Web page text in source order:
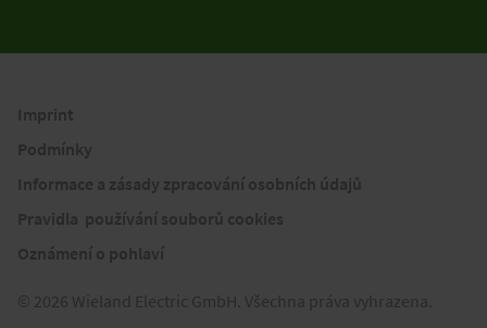
Imprint
Podmínky
Informace a zásady zpracování osobních údajů
Pravidla používání souborů cookies
Oznámení o pohlaví
© 2026 Wieland Electric GmbH. Všechna práva vyhrazena.